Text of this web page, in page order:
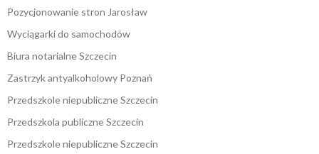
Pozycjonowanie stron Jarosław
Wyciągarki do samochodów
Biura notarialne Szczecin
Zastrzyk antyalkoholowy Poznań
Przedszkole niepubliczne Szczecin
Przedszkola publiczne Szczecin
Przedszkole niepubliczne Szczecin